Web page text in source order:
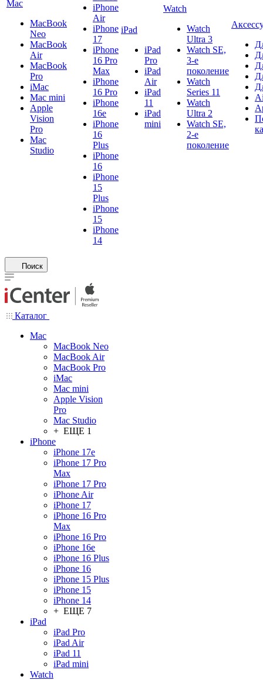
Mac
MacBook
Neo
MacBook
Air
MacBook
Pro
iMac
Mac mini
Apple
Vision
Pro
Mac
Studio
iPhone
Air
iPhone
17
iPhone
16 Pro
Max
iPhone
16 Pro
iPhone
16e
iPhone
16
Plus
iPhone
16
iPhone
15
Plus
iPhone
15
iPhone
14
iPad
iPad
Pro
iPad
Air
iPad
11
iPad
mini
Watch
Watch
Ultra 3
Watch SE,
3-е
поколение
Watch
Series 11
Watch
Ultra 2
Watch SE,
2-е
поколение
Поиск
Каталог
Mac
MacBook Neo
MacBook Air
MacBook Pro
iMac
Mac mini
Apple Vision
Pro
Mac Studio
+ ЕЩЕ 1
iPhone
iPhone 17e
iPhone 17 Pro
Max
iPhone 17 Pro
iPhone Air
iPhone 17
iPhone 16 Pro
Max
iPhone 16 Pro
iPhone 16e
iPhone 16 Plus
iPhone 16
iPhone 15 Plus
iPhone 15
iPhone 14
+ ЕЩЕ 7
iPad
iPad Pro
iPad Air
iPad 11
iPad mini
Watch